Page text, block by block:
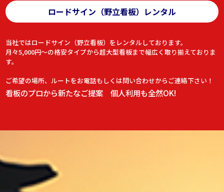
ロードサイン（野立看板）レンタル
当社ではロードサイン（野立看板）をレンタルしております。
月々5,000円～の格安タイプから超大型看板まで幅広く取り揃えておりま
す。
ご希望の場所、ルートをお電話もしくは問い合わせからご連絡下さい！
看板のプロから新たなご提案 個人利用も全然OK!